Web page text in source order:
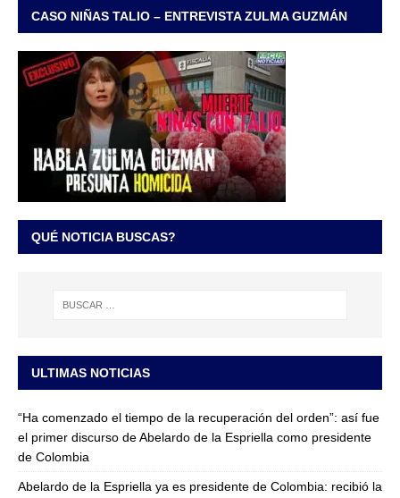
CASO NIÑAS TALIO – ENTREVISTA ZULMA GUZMÁN
QUÉ NOTICIA BUSCAS?
ULTIMAS NOTICIAS
“Ha comenzado el tiempo de la recuperación del orden”: así fue
el primer discurso de Abelardo de la Espriella como presidente
de Colombia
Abelardo de la Espriella ya es presidente de Colombia: recibió la